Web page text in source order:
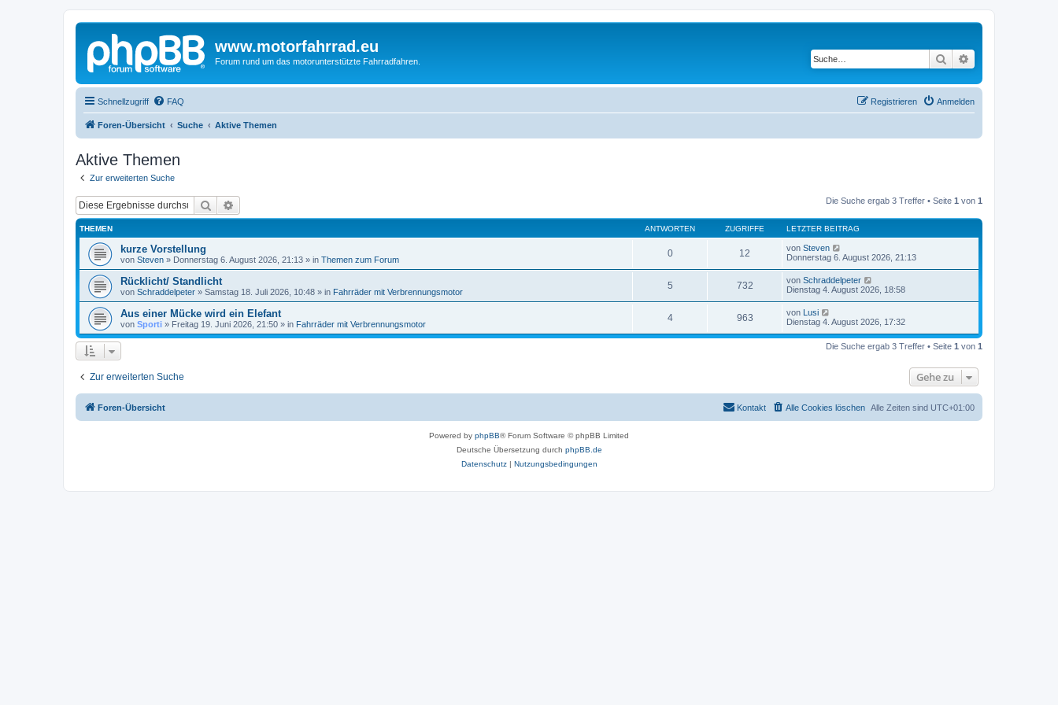
www.motorfahrrad.eu
Forum rund um das motorunterstützte Fahrradfahren. Suche
Schnellzugriff FAQ Anmelden
Registrieren
Foren-Übersicht Suche Aktive Themen
Aktive Themen
Zur erweiterten Suche
Suche Die Suche ergab 3 Treffer • Seite 1 von 1
THEMEN ANTWORTEN ZUGRIFFE LETZTER BEITRAG
kurze Vorstellung
von Steven » Donnerstag 6. August 2026, 21:13 » in Themen zum Forum
0 12 von Steven
Donnerstag 6. August 2026, 21:13
Rücklicht/ Standlicht
von Schraddelpeter » Samstag 18. Juli 2026, 10:48 » in Fahrräder mit Verbrennungsmotor
5 732 von Schraddelpeter
Dienstag 4. August 2026, 18:58
Aus einer Mücke wird ein Elefant
von Sporti » Freitag 19. Juni 2026, 21:50 » in Fahrräder mit Verbrennungsmotor
4 963 von Lusi
Dienstag 4. August 2026, 17:32
Die Suche ergab 3 Treffer • Seite 1 von 1
Zur erweiterten Suche Gehe zu
Foren-Übersicht Alle Zeiten sind UTC+01:00
Alle Cookies löschen
Kontakt
Powered by phpBB® Forum Software © phpBB Limited
Deutsche Übersetzung durch phpBB.de
Datenschutz| Nutzungsbedingungen